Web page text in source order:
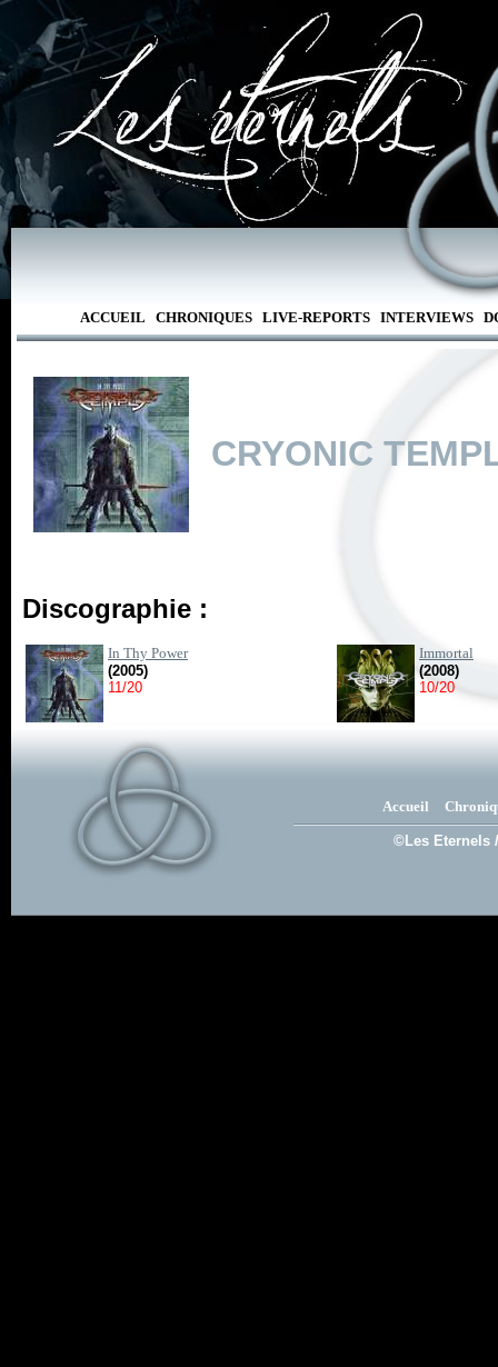
ACCUEIL CHRONIQUES LIVE-REPORTS INTERVIEWS
CRYONIC
Discographie :
In Thy Power
(2005)
11/20
Immortal
(2008)
10/20
Accueil
©Les Eternels